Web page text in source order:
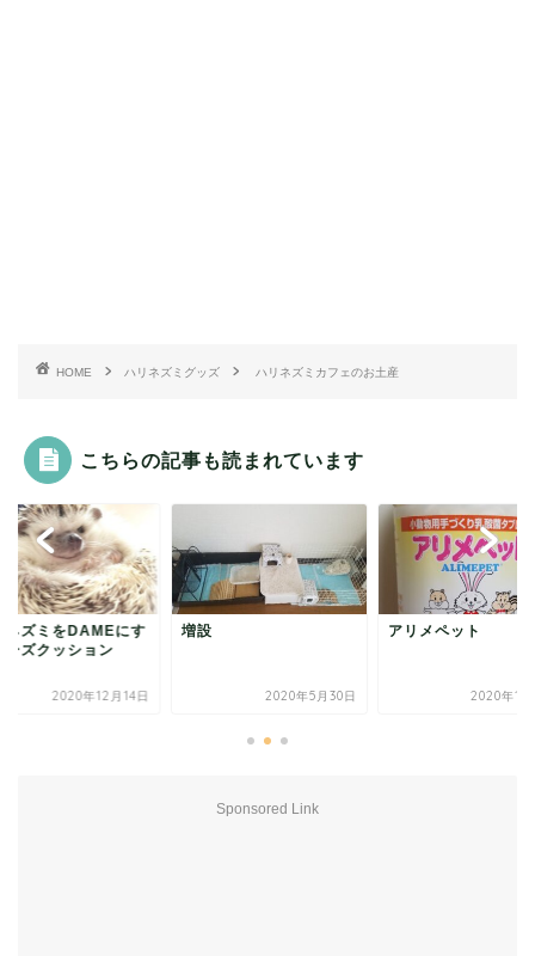
HOME ハリネズミグッズ ハリネズミカフェのお土産
こちらの記事も読まれています
ネズミをDAMEにす
ーズクッション
2020年12月14日
増設
2020年5月30日
アリメペット
2020年1
Sponsored Link